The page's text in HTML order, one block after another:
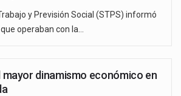
y Previsión Social (STPS) informó
operaban con la…
mayor dinamismo económico en